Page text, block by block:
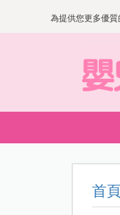
為提供您更多優
首